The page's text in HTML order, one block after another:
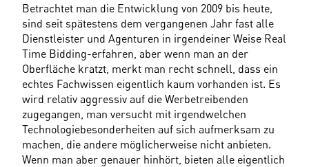
Betrachtet man die Entwicklung von 2009 bis heute,
sind seit spätestens dem vergangenen Jahr fast alle
Dienstleister und Agenturen in irgendeiner Weise Real
Time Bidding-erfahren, aber wenn man an der
Oberfläche kratzt, merkt man recht schnell, dass ein
echtes Fachwissen eigentlich kaum vorhanden ist. Es
wird relativ aggressiv auf die Werbetreibenden
zugegangen, man versucht mit irgendwelchen
Technologiebesonderheiten auf sich aufmerksam zu
machen, die andere möglicherweise nicht anbieten.
Wenn man aber genauer hinhört, bieten alle eigentlich